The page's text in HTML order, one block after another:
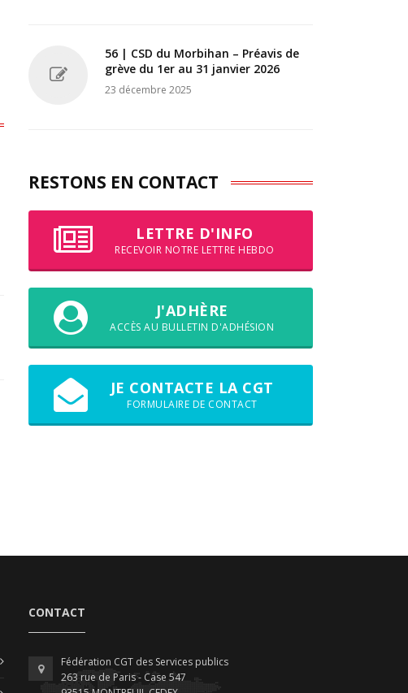
56 | CSD du Morbihan – Préavis de
grève du 1er au 31 janvier 2026
23 décembre 2025
RESTONS EN CONTACT
LETTRE D'INFO
RECEVOIR NOTRE LETTRE HEBDO
J'ADHÈRE
ACCÈS AU BULLETIN D'ADHÉSION
JE CONTACTE LA CGT
FORMULAIRE DE CONTACT
CONTACT
Fédération CGT des Services publics
263 rue de Paris - Case 547